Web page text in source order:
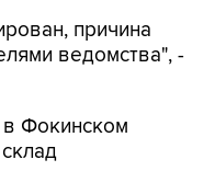
причина
ведомства", -
в Фокинском